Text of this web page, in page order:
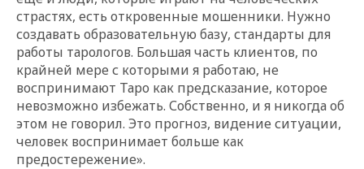
страстях, есть откровенные мошенники. Нужно
создавать образовательную базу, стандарты для
работы тарологов. Большая часть клиентов, по
крайней мере с которыми я работаю, не
воспринимают Таро как предсказание, которое
невозможно избежать. Собственно, и я никогда об
этом не говорил. Это прогноз, видение ситуации,
человек воспринимает больше как
предостережение».